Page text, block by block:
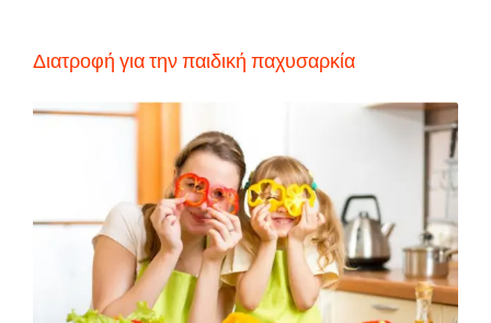
Διατροφή για την παιδική παχυσαρκία